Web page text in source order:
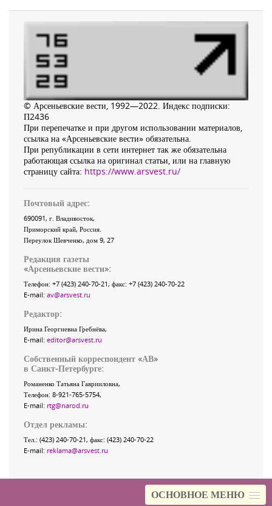
ОСНОВНОЕ МЕНЮ
© Арсеньевские вести, 1992—2022. Индекс подписки:
П2436
При перепечатке и при другом использовании материалов,
ссылка на «Арсеньевские вести» обязательна.
При републикации в сети интернет так же обязательна
работающая ссылка на оригинал статьи, или на главную
страницу сайта: https://www.arsvest.ru/
Почтовый адрес:
690091, г. Владивосток,
Приморский край, Россия
Переулок Шевченко, дом 9, 27
Редакция газеты
«Арсеньевские вести»:
Телефон: +7 (423) 240-70-21, факс: +7 (423) 240-70-22
E-mail: av@arsvest.ru
Редактор:
Ирина Георгиевна Гребнёва,
E-mail: editor@arsvest.ru
Собственный корреспондент «АВ»
в Санкт-Петербурге:
Романенко Татьяна Гаврииловна,
Телефон: 8-921-765-5754,
E-mail: rtg@narod.ru
Отдел рекламы:
Тел.: (423) 240-70-21, факс: (423) 240-70-22
E-mail: reklama@arsvest.ru